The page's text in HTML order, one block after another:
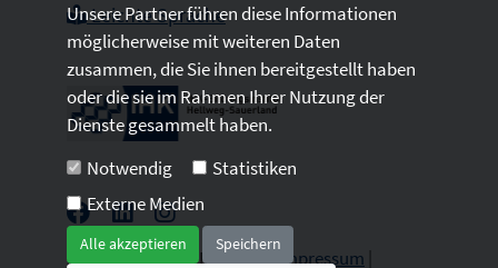
Leichte Sprache
2026 © All Rights Reserved.Impressum
Unsere Partner führen diese Informationen
möglicherweise mit weiteren Daten
zusammen, die Sie ihnen bereitgestellt haben
oder die sie im Rahmen Ihrer Nutzung der
Dienste gesammelt haben.
Notwendig
Statistiken
Externe Medien
Alle akzeptieren Speichern